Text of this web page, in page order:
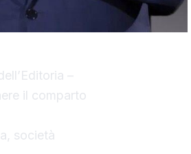
–
il comparto
società